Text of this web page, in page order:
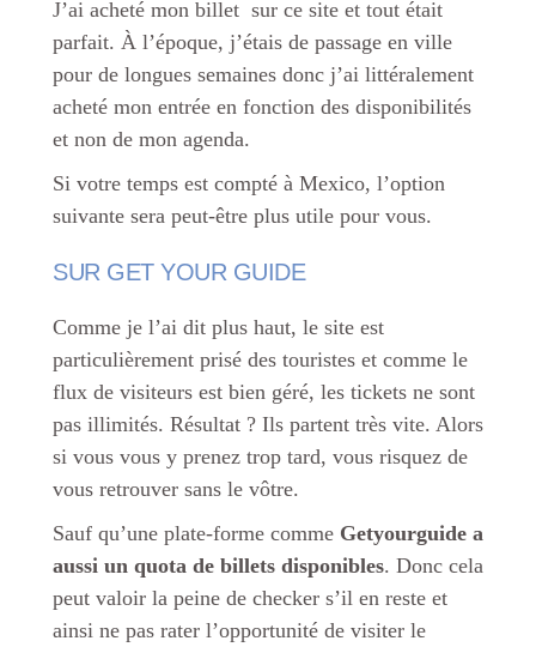
J’ai acheté mon billet sur ce site et tout était
parfait. À l’époque, j’étais de passage en ville
pour de longues semaines donc j’ai littéralement
acheté mon entrée en fonction des disponibilités
et non de mon agenda.
Si votre temps est compté à Mexico, l’option
suivante sera peut-être plus utile pour vous.
SUR GET YOUR GUIDE
Comme je l’ai dit plus haut, le site est
particulièrement prisé des touristes et comme le
flux de visiteurs est bien géré, les tickets ne sont
pas illimités. Résultat ? Ils partent très vite. Alors
si vous vous y prenez trop tard, vous risquez de
vous retrouver sans le vôtre.
Sauf qu’une plate-forme comme Getyourguide a
aussi un quota de billets disponibles. Donc cela
peut valoir la peine de checker s’il en reste et
ainsi ne pas rater l’opportunité de visiter le